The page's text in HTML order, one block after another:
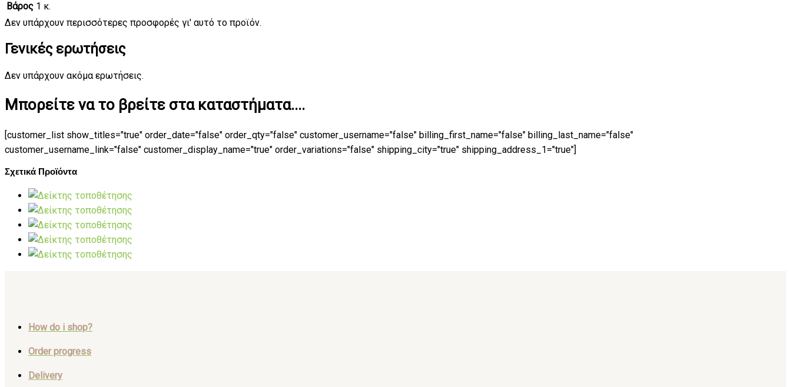
Βάρος 1 κ.
Δεν υπάρχουν περισσότερες προσφορές γι' αυτό το προϊόν.
Γενικές ερωτήσεις
Δεν υπάρχουν ακόμα ερωτήσεις.
Μπορείτε να το βρείτε στα καταστήματα....
[customer_list show_titles="true" order_date="false" order_qty="false" customer_username="false" billing_first_name="false" billing_last_name="false"
customer_username_link="false" customer_display_name="true" order_variations="false" shipping_city="true" shipping_address_1="true"]
Σχετικά Προϊόντα
How do i shop?
Order progress
Delivery